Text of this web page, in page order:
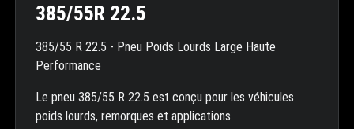
385/55R 22.5
385/55 R 22.5 - Pneu Poids Lourds Large Haute
Performance
Le pneu 385/55 R 22.5 est conçu pour les véhicules
poids lourds, remorques et applications